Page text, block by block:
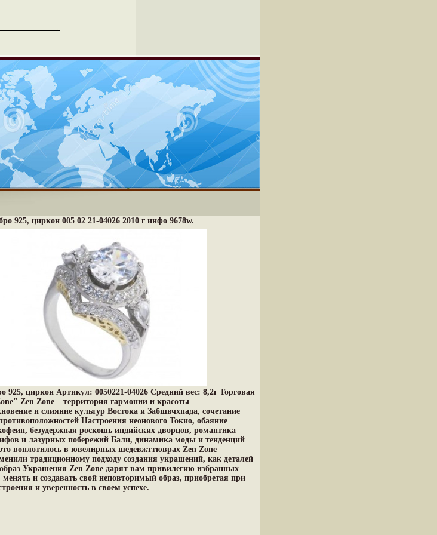
925, циркон 005 02 21-04026 2010 г инфо 9678w.
925, циркон Артикул: 0050221-04026 Средний вес: 8,2г Торговая
Zen Zone – территория гармонии и красоты
и слияние культур Востока и Забшвчхпада, сочетание
Настроения неонового Токио, обаяние
безудержная роскошь индийских дворцов, романтика
и лазурных побережий Бали, динамика моды и тенденций
воплотилось в ювелирных шедевжттюврах Zen Zone
традиционному подходу создания украшений, как деталей
Украшения Zen Zone дарят вам привилегию избранных –
менять и создавать свой неповторимый образ, приобретая при
и уверенность в своем успехе.